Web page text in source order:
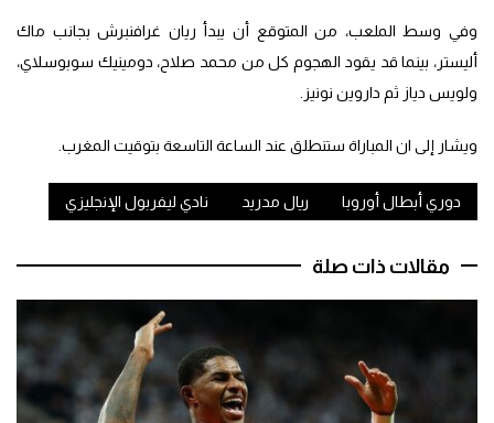
وفي وسط الملعب، من المتوقع أن يبدأ ريان غرافنبرش بجانب ماك
أليستر، بينما قد يقود الهجوم كل من محمد صلاح، دومينيك سوبوسلاي،
ولويس دياز ثم داروين نونيز.
ويشار إلى ان المباراة ستنطلق عند الساعة التاسعة بتوقيت المغرب.
دوري أبطال أوروبا ريال مدريد نادي ليفربول الإنجليزي
مقالات ذات صلة